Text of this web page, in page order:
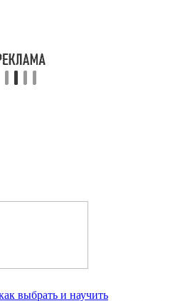
выбрать и научить